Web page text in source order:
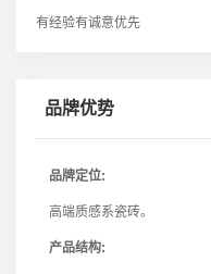
有经验有诚意优先
品牌优势
品牌定位:
高端质感系瓷砖。
产品结构: